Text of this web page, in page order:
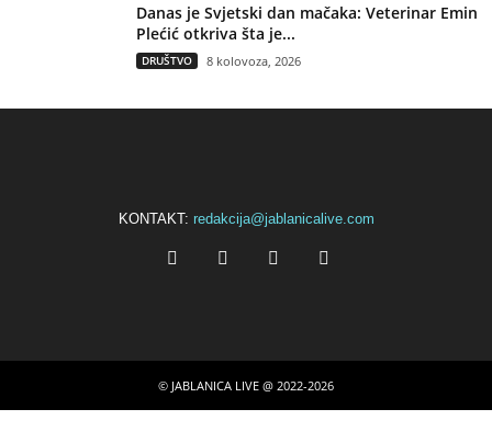
Danas je Svjetski dan mačaka: Veterinar Emin
Plećić otkriva šta je...
DRUŠTVO 8 kolovoza, 2026
KONTAKT: redakcija@jablanicalive.com
© JABLANICA LIVE @ 2022-2026